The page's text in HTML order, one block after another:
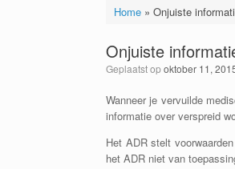
Home» Onjuiste
Onjuiste
Geplaatst opoktober 11,
Wanneer je vervuilde
informatie over verspreid
Het ADR stelt
het ADR niet van